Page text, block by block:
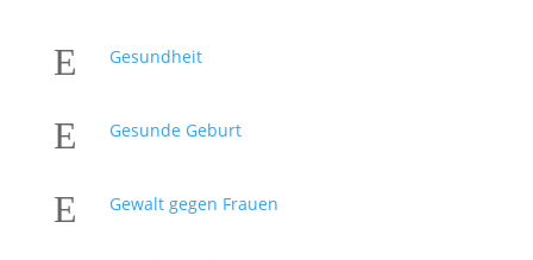
E Gesundheit
E Gesunde Geburt
E Gewalt gegen Frauen